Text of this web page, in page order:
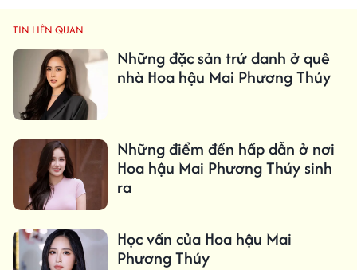
TIN LIÊN QUAN
Những đặc sản trứ danh ở quê
nhà Hoa hậu Mai Phương Thúy
Những điểm đến hấp dẫn ở nơi
Hoa hậu Mai Phương Thúy sinh
ra
Học vấn của Hoa hậu Mai
Phương Thúy